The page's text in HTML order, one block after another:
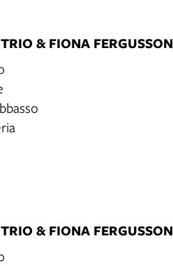
& FIONA FERGUSSON
& FIONA FERGUSSON